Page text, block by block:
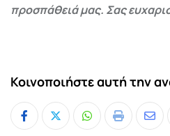
προσπάθειά μας. Σας
Κοινοποιήστε αυτή την
Whatsapp
Print